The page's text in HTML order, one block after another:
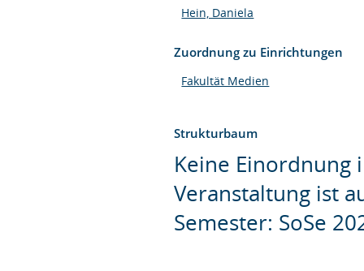
Hein, Daniela
Zuordnung zu Einrichtungen
Fakultät Medien
Strukturbaum
Keine Einordnung
Veranstaltung ist
Semester: SoSe